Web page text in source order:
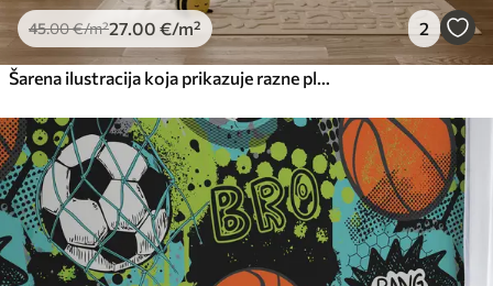
45.00€/m²27.00 €/m² 2
Šarena ilustracija koja prikazuje razne planete i svemirske akvarele